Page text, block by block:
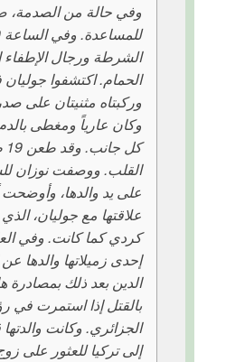
وفي حالة من الصدمة،
الشرطة ورجال الإطفاء
الحمام. اكتشفوا
وركبتاه مثنيتان على
وكان عارياً ومغطى
القلب. ووصفت نوزان
على يد والدها،
علاقتها مع جوليان،
كردي كما كانت. وفي
إحدى زميلاتها والدها
الدين بعد ذلك بمصادرة
بالقتل إذا استمرت في
الجزائري. وكانت
إلى تركيا للعثور على